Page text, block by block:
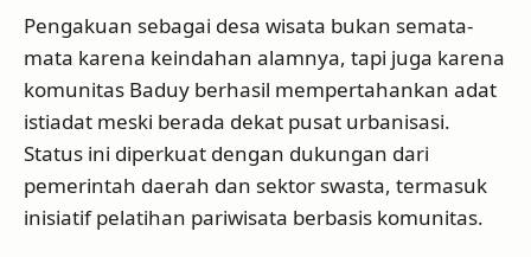
Pengakuan sebagai desa wisata bukan semata-
mata karena keindahan alamnya, tapi juga karena
komunitas Baduy berhasil mempertahankan adat
istiadat meski berada dekat pusat urbanisasi.
Status ini diperkuat dengan dukungan dari
pemerintah daerah dan sektor swasta, termasuk
inisiatif pelatihan pariwisata berbasis komunitas.